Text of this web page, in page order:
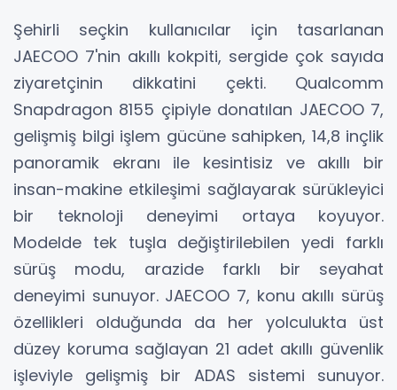
Şehirli seçkin kullanıcılar için tasarlanan
JAECOO 7'nin akıllı kokpiti, sergide çok sayıda
ziyaretçinin dikkatini çekti. Qualcomm
Snapdragon 8155 çipiyle donatılan JAECOO 7,
gelişmiş bilgi işlem gücüne sahipken, 14,8 inçlik
panoramik ekranı ile kesintisiz ve akıllı bir
insan-makine etkileşimi sağlayarak sürükleyici
bir teknoloji deneyimi ortaya koyuyor.
Modelde tek tuşla değiştirilebilen yedi farklı
sürüş modu, arazide farklı bir seyahat
deneyimi sunuyor. JAECOO 7, konu akıllı sürüş
özellikleri olduğunda da her yolculukta üst
düzey koruma sağlayan 21 adet akıllı güvenlik
işleviyle gelişmiş bir ADAS sistemi sunuyor.